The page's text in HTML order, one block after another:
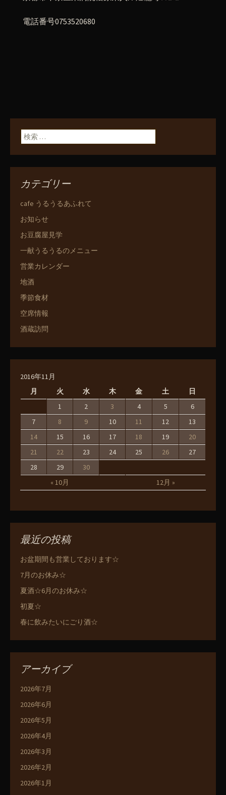
電話番号0753520680
検索:
カテゴリー
cafe うるうるあふれて
お知らせ
お豆腐屋見学
一献うるうるのメニュー
営業カレンダー
地酒
季節食材
空席情報
酒蔵訪問
2016年11月
月
火 水 木 金 土 日
« 10月 12月 »
1 2 3 4 5
6
7
8 9 10 11 12
13
14
15 16 17 18 19
20
21
22 23 24 25 26
27
28
29 30
最近の投稿
お盆期間も営業しております☆
7月のお休み☆
夏酒☆6月のお休み☆
初夏☆
春に飲みたいにごり酒☆
アーカイブ
2026年7月
2026年6月
2026年5月
2026年4月
2026年3月
2026年2月
2026年1月